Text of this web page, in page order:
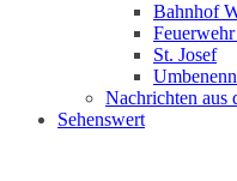
Bahnhof
St. Josef
Nachrichten aus
Sehenswert